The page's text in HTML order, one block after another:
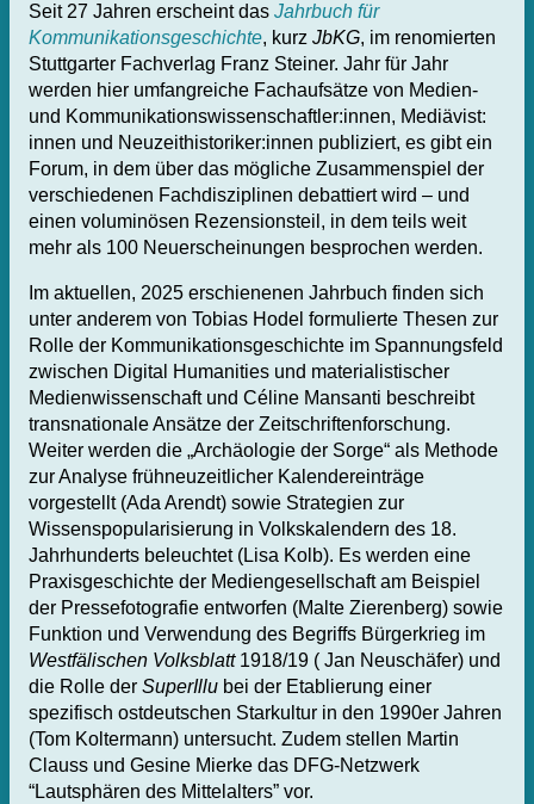
Seit 27 Jahren erscheint das Jahrbuch für
Kommunikationsgeschichte, kurz JbKG, im renomierten
Stuttgarter Fachverlag Franz Steiner. Jahr für Jahr
werden hier umfangreiche Fachaufsätze von Medien-
und Kommunikationswissenschaftler:innen, Mediävist:
innen und Neuzeithistoriker:innen publiziert, es gibt ein
Forum, in dem über das mögliche Zusammenspiel der
verschiedenen Fachdisziplinen debattiert wird – und
einen voluminösen Rezensionsteil, in dem teils weit
mehr als 100 Neuerscheinungen besprochen werden.
Im aktuellen, 2025 erschienenen Jahrbuch finden sich
unter anderem von Tobias Hodel formulierte Thesen zur
Rolle der Kommunikationsgeschichte im Spannungsfeld
zwischen Digital Humanities und materialistischer
Medienwissenschaft und Céline Mansanti beschreibt
transnationale Ansätze der Zeitschriftenforschung.
Weiter werden die „Archäologie der Sorge“ als Methode
zur Analyse frühneuzeitlicher Kalendereinträge
vorgestellt (Ada Arendt) sowie Strategien zur
Wissenspopularisierung in Volkskalendern des 18.
Jahrhunderts beleuchtet (Lisa Kolb). Es werden eine
Praxisgeschichte der Mediengesellschaft am Beispiel
der Pressefotografie entworfen (Malte Zierenberg) sowie
Funktion und Verwendung des Begriffs Bürgerkrieg im
Westfälischen Volksblatt1918/19 ( Jan Neuschäfer) und
die Rolle der SuperIllu bei der Etablierung einer
spezifisch ostdeutschen Starkultur in den 1990er Jahren
(Tom Koltermann) untersucht. Zudem stellen Martin
Clauss und Gesine Mierke das DFG-Netzwerk
“Lautsphären des Mittelalters” vor.